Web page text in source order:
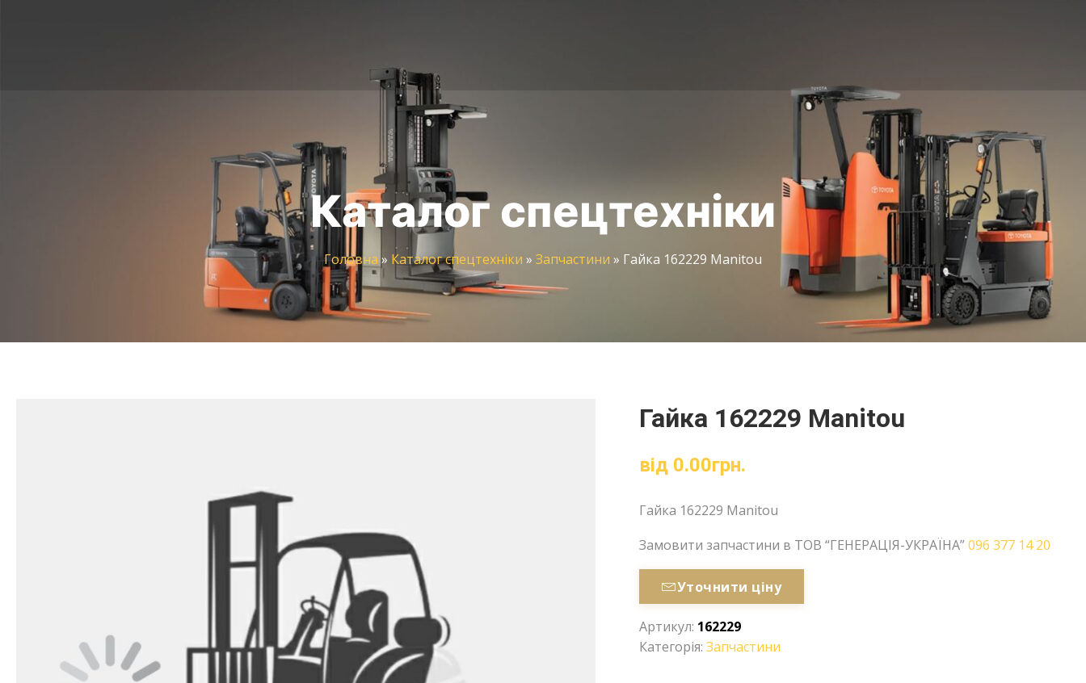
Каталог спецтехніки
Головна » Каталог спецтехніки » Запчастини » Гайка 162229 Manitou
Гайка 162229 Manitou
від 0.00грн.
Гайка 162229 Manitou
Замовити запчастини в ТОВ “ГЕНЕРАЦІЯ-УКРАЇНА”096 377 14 20
Уточнити ціну
Артикул: 162229
Категорія:Запчастини